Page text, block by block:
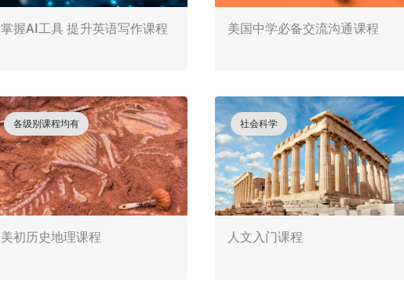
掌握AI工具 提升英语写作课程 美国中学必备交流沟通课程
各级别课程均有
美初历史地理课程
社会科学
人文入门课程